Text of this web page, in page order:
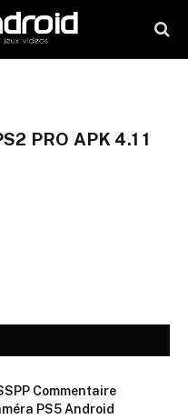
PRO APK 4.1 1
Commentaire
PS5 Android